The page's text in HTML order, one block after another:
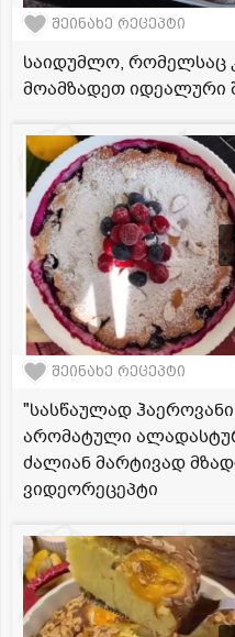
შეინახე რეცეპტი
საიდუმლო, რომელსაც
მოამზადეთ იდეალური
შეინახე რეცეპტი
"სასწაულად
არომატული
ძალიან მარტივად
ვიდეორეცეპტი